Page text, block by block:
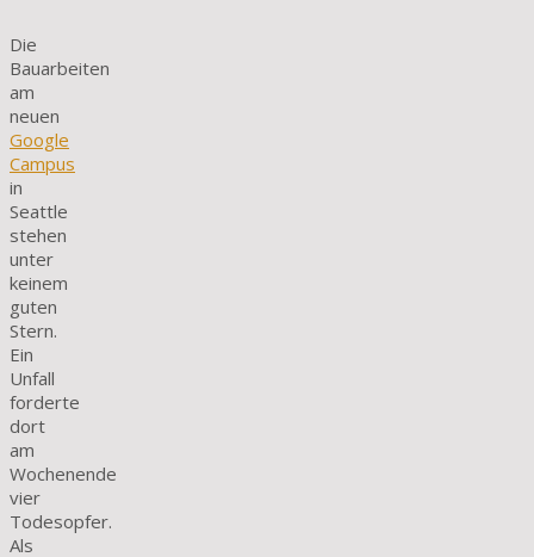
Die
Bauarbeiten
am
neuen
Google
Campus
in
Seattle
stehen
unter
keinem
guten
Stern.
Ein
Unfall
forderte
dort
am
Wochenende
vier
Todesopfer.
Als